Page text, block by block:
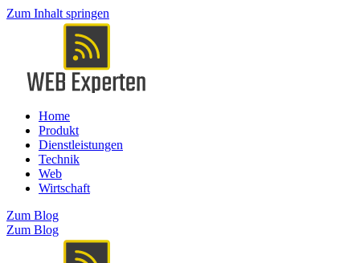
Zum Inhalt springen
Home
Produkt
Dienstleistungen
Technik
Web
Wirtschaft
Zum Blog
Zum Blog